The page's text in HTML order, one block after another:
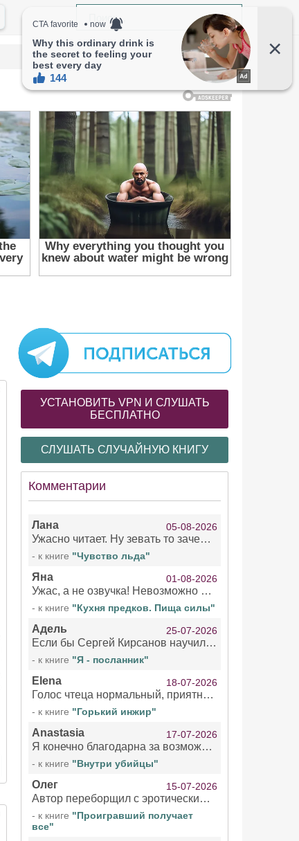
УСТАНОВИТЬ VPN И СЛУШАТЬ
БЕСПЛАТНО
СЛУШАТЬ СЛУЧАЙНУЮ КНИГУ
Комментарии
Лана 05-08-2026
Ужасно читает. Ну зевать то зачем. Уже не говорю, что ударения ставит, как хочет.
- к книге "Чувство льда"
Яна 01-08-2026
Ужас, а не озвучка! Невозможно вникать в смысл текста из за кривляний чтеца
- к книге "Кухня предков. Пища силы"
Адель 25-07-2026
Если бы Сергей Кирсанов научился не сглатывать каждые 1-2 минуты слюну, так что слышно в микрофоне и, что вызывает отвращение, то мелжно было бы слушать.
- к книге "Я - посланник"
Elena 18-07-2026
Голос чтеца нормальный, приятный тембр. Мне очень понравилось озвучивание рассказа. Очень странный отзыв Надежды. Может у неё что-то с нервами?
- к книге "Горький инжир"
Anastasia 17-07-2026
Я конечно благодарна за возможность бесплатно слушать книги даже новинки , но чтение этой книги просто ужасно
- к книге "Внутри убийцы"
Олег 15-07-2026
Автор переборщил с эротическими сценами. Похоже, с этим у него проблемы.
- к книге "Проигравший получает
все"